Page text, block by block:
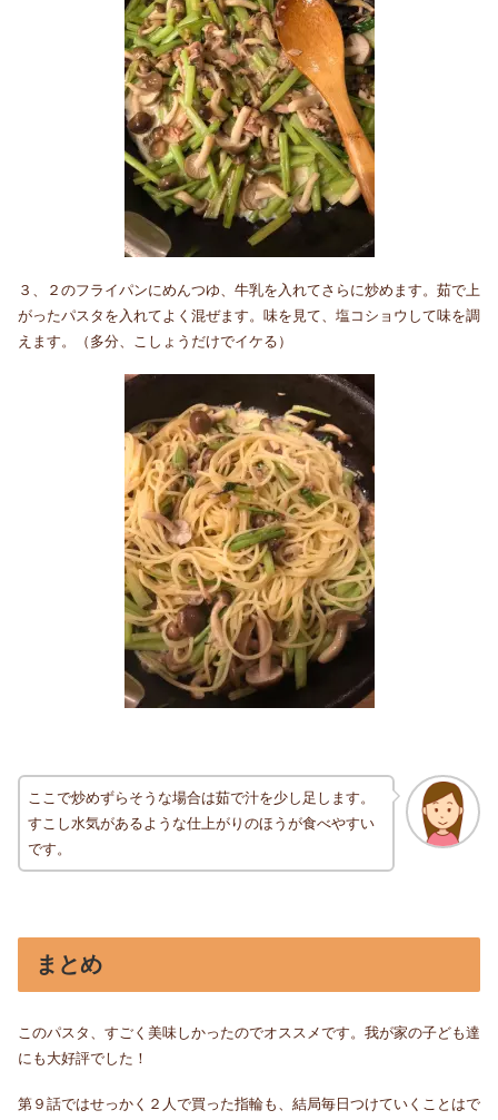
３、２のフライパンにめんつゆ、牛乳を入れてさらに炒めます。茹で上
がったパスタを入れてよく混ぜます。味を見て、塩コショウして味を調
えます。（多分、こしょうだけでイケる）
ここで炒めずらそうな場合は茹で汁を少し足します。
すこし水気があるような仕上がりのほうが食べやすい
です。
まとめ
このパスタ、すごく美味しかったのでオススメです。我が家の子ども達
にも大好評でした！
第９話ではせっかく２人で買った指輪も、結局毎日つけていくことはで